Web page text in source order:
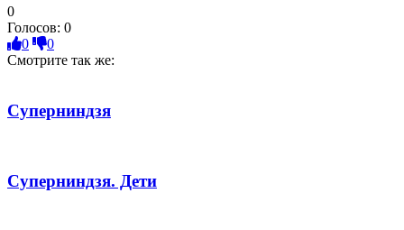
0
Голосов: 0
0
0
Смотрите так же:
Суперниндзя
Суперниндзя. Дети